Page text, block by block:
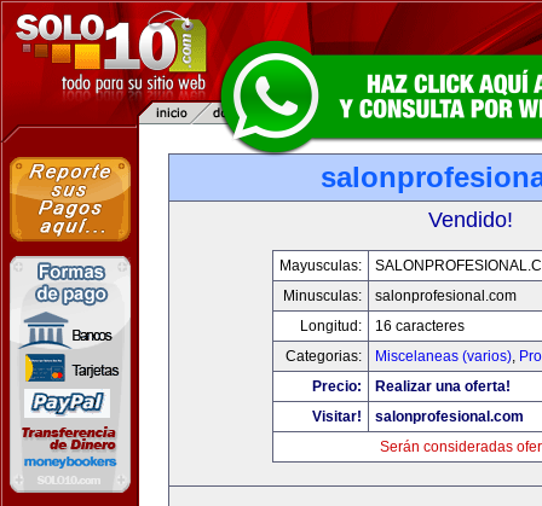
Vendido!
Mayusculas:
Minusculas:
salonprofesional.com
Longitud:
16 caracteres
Categorias:
Miscelaneas (varios),
Precio:
Realizar una oferta!
Visitar!
salonprofesional.com
Serán consideradas